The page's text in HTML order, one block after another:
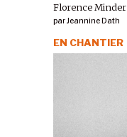
Florence Minder
parJeannine Dath
EN CHANTIER